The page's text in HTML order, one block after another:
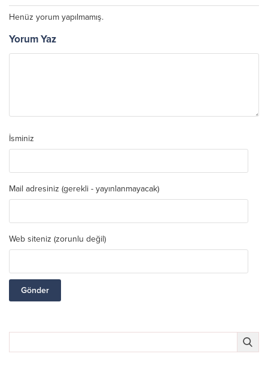
Henüz yorum yapılmamış.
Yorum Yaz
İsminiz
Mail adresiniz (gerekli - yayınlanmayacak)
Web siteniz (zorunlu değil)